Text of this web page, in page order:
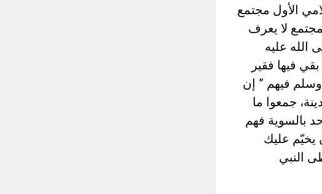
الأول مجتمع
لا يعرف
الله عليه
فيها فقير
وسلم فيهم ” إن
جمعوا ما
بالسوية فهم
يخيّم عليك
النبي